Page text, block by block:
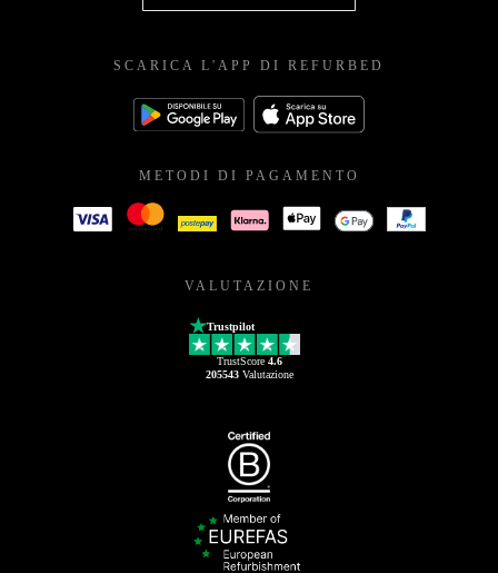
SCARICA L'APP DI REFURBED
METODI DI PAGAMENTO
VALUTAZIONE
Trustpilot
TrustScore 4.6
205543Valutazione